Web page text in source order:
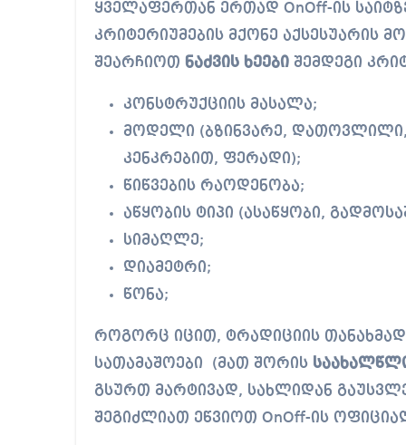
ყველაფერთან ერთად OnOff-ის
კრიტერიუმების მქონე აქსესუარის
შეარჩიოთ ნაძვის ხეები შემდეგი
კონსტრუქციის მასალა;
მოდელი (ბზინვარე, დათოვლილი,
კენკრებით, ფერადი);
წიწვების რაოდენობა;
აწყობის ტიპი (ასაწყობი,
სიმაღლე;
დიამეტრი;
წონა;
როგორც იცით, ტრადიციის
სათამაშოები (მათ შორის
გსურთ მარტივად, სახლიდან
შეგიძლიათ ეწვიოთ OnOff-ის